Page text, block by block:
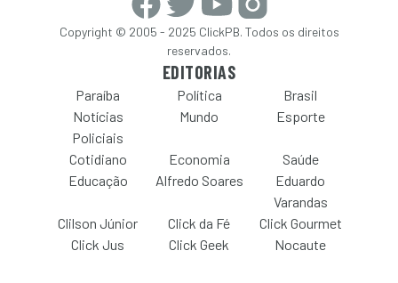
Copyright © 2005 - 2025 ClickPB. Todos os direitos
reservados.
EDITORIAS
Paraíba Política
Brasil
Notícias
Policiais
Mundo Esporte
Cotidiano Economia
Saúde
Educação
Alfredo Soares
Eduardo
Varandas
Clilson Júnior
Click da Fé
Click Gourmet
Click Jus
Click Geek Nocaute